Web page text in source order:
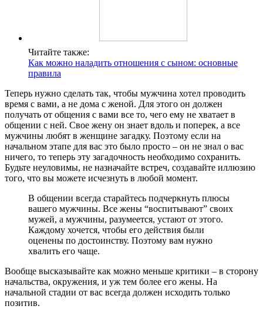
Читайте также:
Как можно наладить отношения с сыном: основные
правила
Теперь нужно сделать так, чтобы мужчина хотел проводить
время с вами, а не дома с женой. Для этого он должен
получать от общения с вами все то, чего ему не хватает в
общении с ней. Свое жену он знает вдоль и поперек, а все
мужчины любят в женщине загадку. Поэтому если на
начальном этапе для вас это было просто – он не знал о вас
ничего, то теперь эту загадочность необходимо сохранить.
Будьте неуловимы, не назначайте встреч, создавайте иллюзию
того, что вы можете исчезнуть в любой момент.
В общении всегда старайтесь подчеркнуть плюсы
вашего мужчины. Все жены “воспитывают” своих
мужей, а мужчины, разумеется, устают от этого.
Каждому хочется, чтобы его действия были
оценены по достоинству. Поэтому вам нужно
хвалить его чаще.
Вообще высказывайте как можно меньше критики – в сторону
начальства, окружения, и уж тем более его жены. На
начальной стадии от вас всегда должен исходить только
позитив.